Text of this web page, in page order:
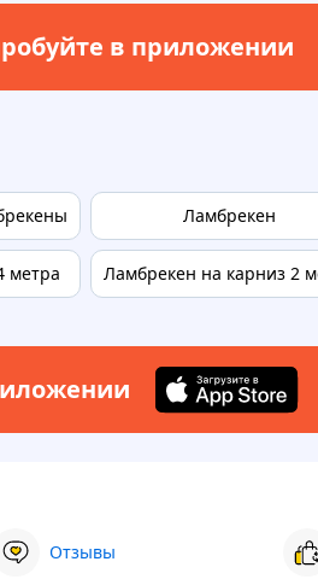
в приложении
метра
Ламбрекен
Ламбрекен на карниз 2
Отзывы